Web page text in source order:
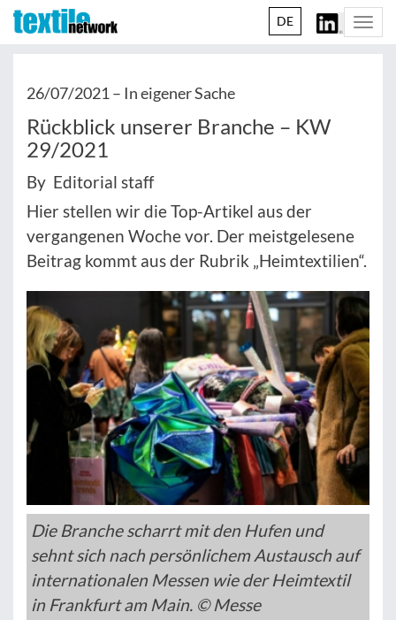
DE
26/07/2021 – In eigener Sache
Rückblick unserer Branche – KW
29/2021
By Editorial staff
Hier stellen wir die Top-Artikel aus der
vergangenen Woche vor. Der meistgelesene
Beitrag kommt aus der Rubrik „Heimtextilien“.
Die Branche scharrt mit den Hufen und
sehnt sich nach persönlichem Austausch auf
internationalen Messen wie der Heimtextil
in Frankfurt am Main. © Messe